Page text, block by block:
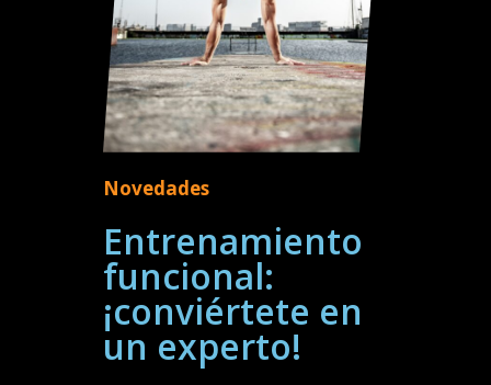
Novedades
Entrenamiento
funcional:
¡conviértete en
un experto!